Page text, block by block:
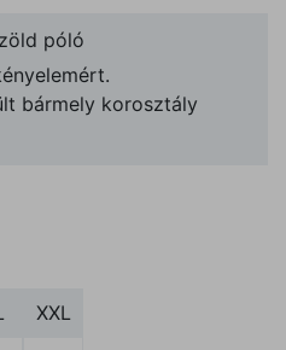
póló
bármely korosztály
XXL